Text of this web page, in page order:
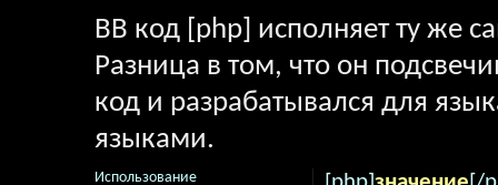
BB код [php] исполняет ту же
Разница в том, что он
код и разрабатывался для
языками.
Использование